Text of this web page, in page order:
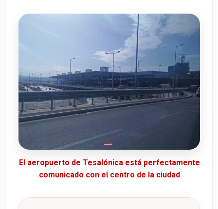
El aeropuerto de Tesalónica está perfectamente
comunicado con el centro de la ciudad